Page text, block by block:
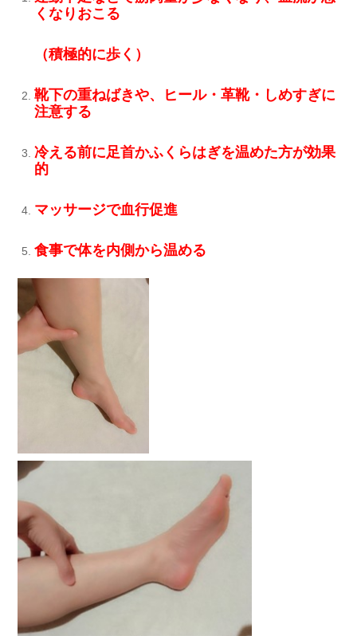
くなりおこる
（積極的に歩く）
靴下の重ねばきや、ヒール・革靴・しめすぎに
注意する
冷える前に足首かふくらはぎを温めた方が効果
的
マッサージで血行促進
食事で体を内側から温める